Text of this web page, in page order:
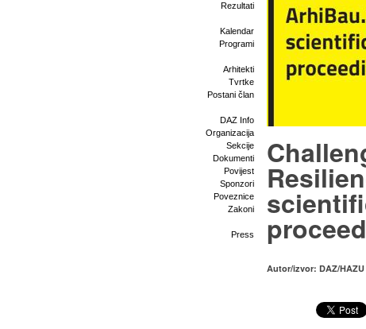
Rezultati
Kalendar
Programi
Arhitekti
Tvrtke
Postani član
DAZ Info
Organizacija
Sekcije
Dokumenti
Povijest
Sponzori
Poveznice
Zakoni
Press
Autor/izvor: DAZ/HAZU